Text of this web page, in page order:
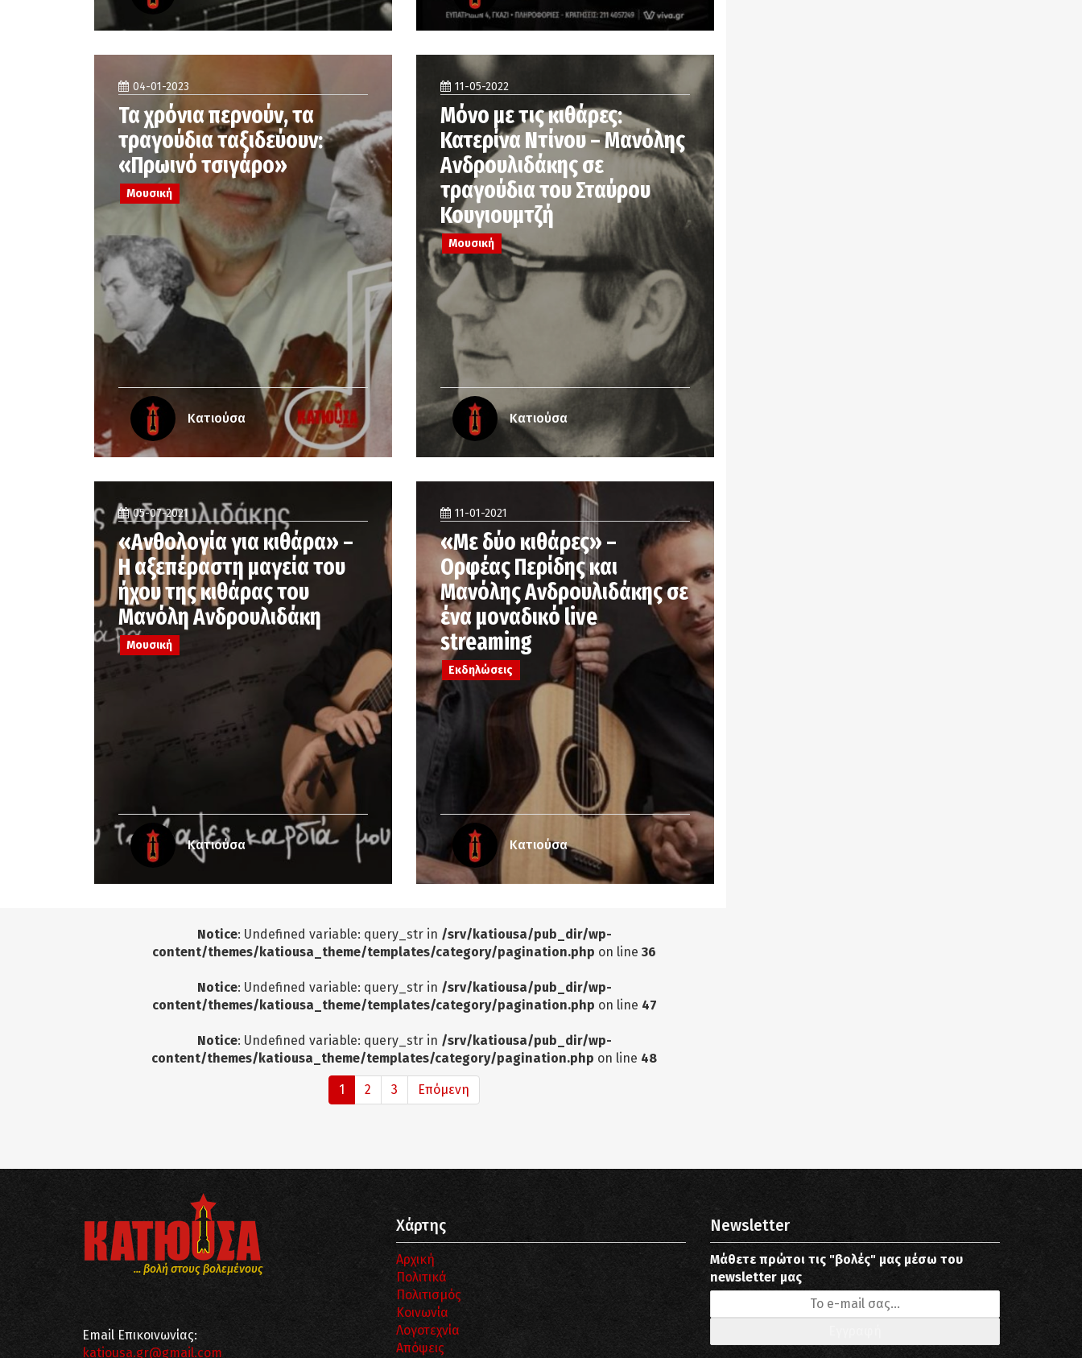
04-01-2023
Τα χρόνια περνούν, τα
τραγούδια ταξιδεύουν:
«Πρωινό τσιγάρο»
Μουσική
Κατιούσα
11-05-2022
Μόνο με τις κιθάρες:
Κατερίνα Ντίνου – Μανόλης
Ανδρουλιδάκης σε
τραγούδια του Σταύρου
Κουγιουμτζή
Μουσική
Κατιούσα
05-07-2021
«Ανθολογία για κιθάρα» –
Η αξεπέραστη μαγεία του
ήχου της κιθάρας του
Μανόλη Ανδρουλιδάκη
Μουσική
Κατιούσα
11-01-2021
«Με δύο κιθάρες» –
Ορφέας Περίδης και
Μανόλης Ανδρουλιδάκης σε
ένα μοναδικό live
streaming
Εκδηλώσεις
Κατιούσα
Notice: Undefined variable: query_str in /srv/katiousa/pub_dir/wp-
content/themes/katiousa_theme/templates/category/pagination.php on line 36
Notice: Undefined variable: query_str in /srv/katiousa/pub_dir/wp-
content/themes/katiousa_theme/templates/category/pagination.php on line 47
Notice: Undefined variable: query_str in /srv/katiousa/pub_dir/wp-
content/themes/katiousa_theme/templates/category/pagination.php on line 48
1 2 3 Επόμενη
... βολή στους βολεμένους
Email Επικοινωνίας:
katiousa.gr@gmail.com
Χάρτης
Αρχική
Πολιτικά
Πολιτισμός
Κοινωνία
Λογοτεχνία
Απόψεις
Newsletter
Μάθετε πρώτοι τις "βολές" μας μέσω του
newsletter μας